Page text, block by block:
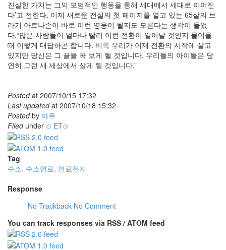
진실한 가치는 그의 모범적인 행동을 통해 세대에서 세대로 이어진
다’고 전한다. 이제 새로운 전설의 첫 페이지를 열고 있는 65살의 브
라기 아르나손이 바로 이런 영웅이 될지도 모른다는 생각이 들었
다.“많은 사람들이 얼마나 빨리 이런 전환이 일어날 것인지 물어올
때 이렇게 대답하곤 합니다. 비록 우리가 이제 전환의 시작에 살고
있지만 당신은 그 끝을 꼭 보게 될 것입니다. 우리들의 아이들은 당
연히 그런 새 세상에서 살게 될 것입니다.”
Postedat 2007/10/15 17:32
Last updatedat 2007/10/18 15:32
Postedby 야우
Filedunder ◇ ET◇
Tag
수소, 수소연료, 연료전지
Response
No Trackback No Comment
You can track responses via RSS / ATOM feed